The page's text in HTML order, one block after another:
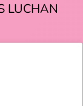
LUCHAN